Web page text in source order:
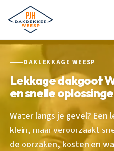
DAKLEKKAGE WEESP
Lekkage dakgoot
en snelle
Water langs je gevel?
klein, maar veroorzaakt
de oorzaken, kosten en